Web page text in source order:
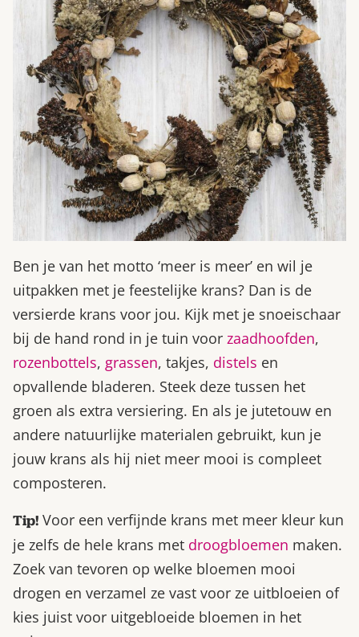
Ben je van het motto ‘meer is meer’ en wil je
uitpakken met je feestelijke krans? Dan is de
versierde krans voor jou. Kijk met je snoeischaar
bij de hand rond in je tuin voor zaadhoofden,
rozenbottels, grassen, takjes, distels en
opvallende bladeren. Steek deze tussen het
groen als extra versiering. En als je jutetouw en
andere natuurlijke materialen gebruikt, kun je
jouw krans als hij niet meer mooi is compleet
composteren.
Tip! Voor een verfijnde krans met meer kleur kun
je zelfs de hele krans met droogbloemen maken.
Zoek van tevoren op welke bloemen mooi
drogen en verzamel ze vast voor ze uitbloeien of
kies juist voor uitgebloeide bloemen in het